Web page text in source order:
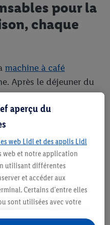
pour la
chaque
machine à café
Après le déjeuner du
entre en action. Le soir,
cuisine en ordre en
vous trouverez les
Des ustensiles de
décoratifs
de haute qualité, vous
ligne et équiper
aperçu du
web Lidl et des applis Lidl
web et notre application
utilisant différentes
et accéder aux
Certains d'entre elles
sont utilisées avec votre